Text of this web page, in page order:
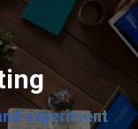
experiment